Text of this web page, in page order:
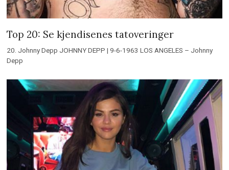
Top 20: Se kjendisenes tatoveringer
20. Johnny Depp JOHNNY DEPP | 9-6-1963 LOS ANGELES – Johnny
Depp